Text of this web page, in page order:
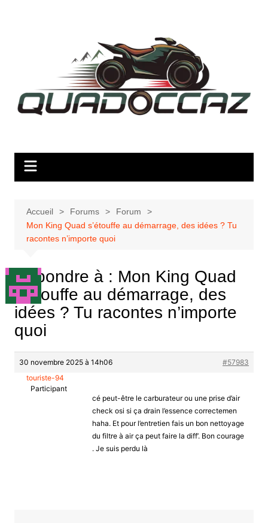
Accueil Forums
Forum
Mon King Quad s’étouffe au démarrage, des idées ? Tu
racontes n’importe quoi
Répondre à : Mon King Quad
s’étouffe au démarrage, des
idées ? Tu racontes n’importe
quoi
30 novembre 2025 à 14h06
#57983
touriste-94
Participant
cé peut-être le carburateur ou une prise d’air
check osi si ça drain l’essence correctemen
haha. Et pour l’entretien fais un bon nettoyage
du filtre à air ça peut faire la diff’. Bon courage
. Je suis perdu là